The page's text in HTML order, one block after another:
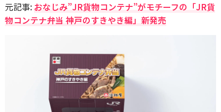
元記事: おなじみ”JR貨物コンテナ”がモチーフの「JR貨
物コンテナ弁当 神戸のすきやき編」新発売